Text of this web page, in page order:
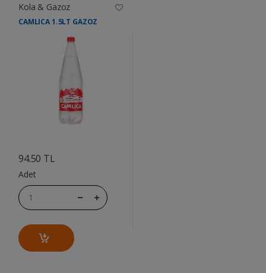
Kola & Gazoz
CAMLICA 1.5LT GAZOZ
94.50 TL
Adet